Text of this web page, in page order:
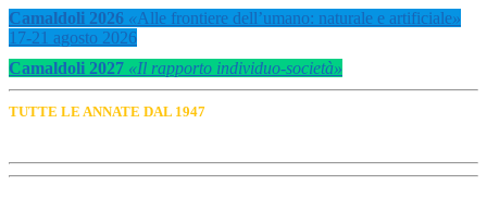
Camaldoli 2026 «Alle frontiere dell’umano: naturale e artificiale»
17-21 agosto 2026
Camaldoli 2027 «Il rapporto individuo-società»
TUTTE LE ANNATE DAL 1947